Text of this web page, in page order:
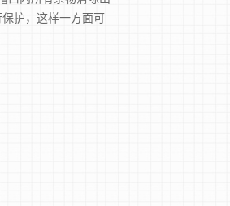
护，这样一方面可